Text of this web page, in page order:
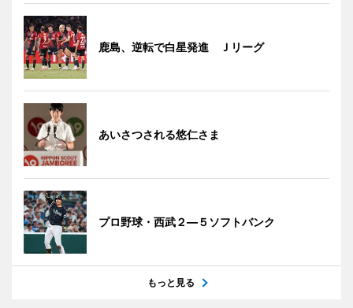
鹿島、逆転で白星発進 Ｊリーグ
あいさつされる悠仁さま
プロ野球・西武２―５ソフトバンク
もっと見る